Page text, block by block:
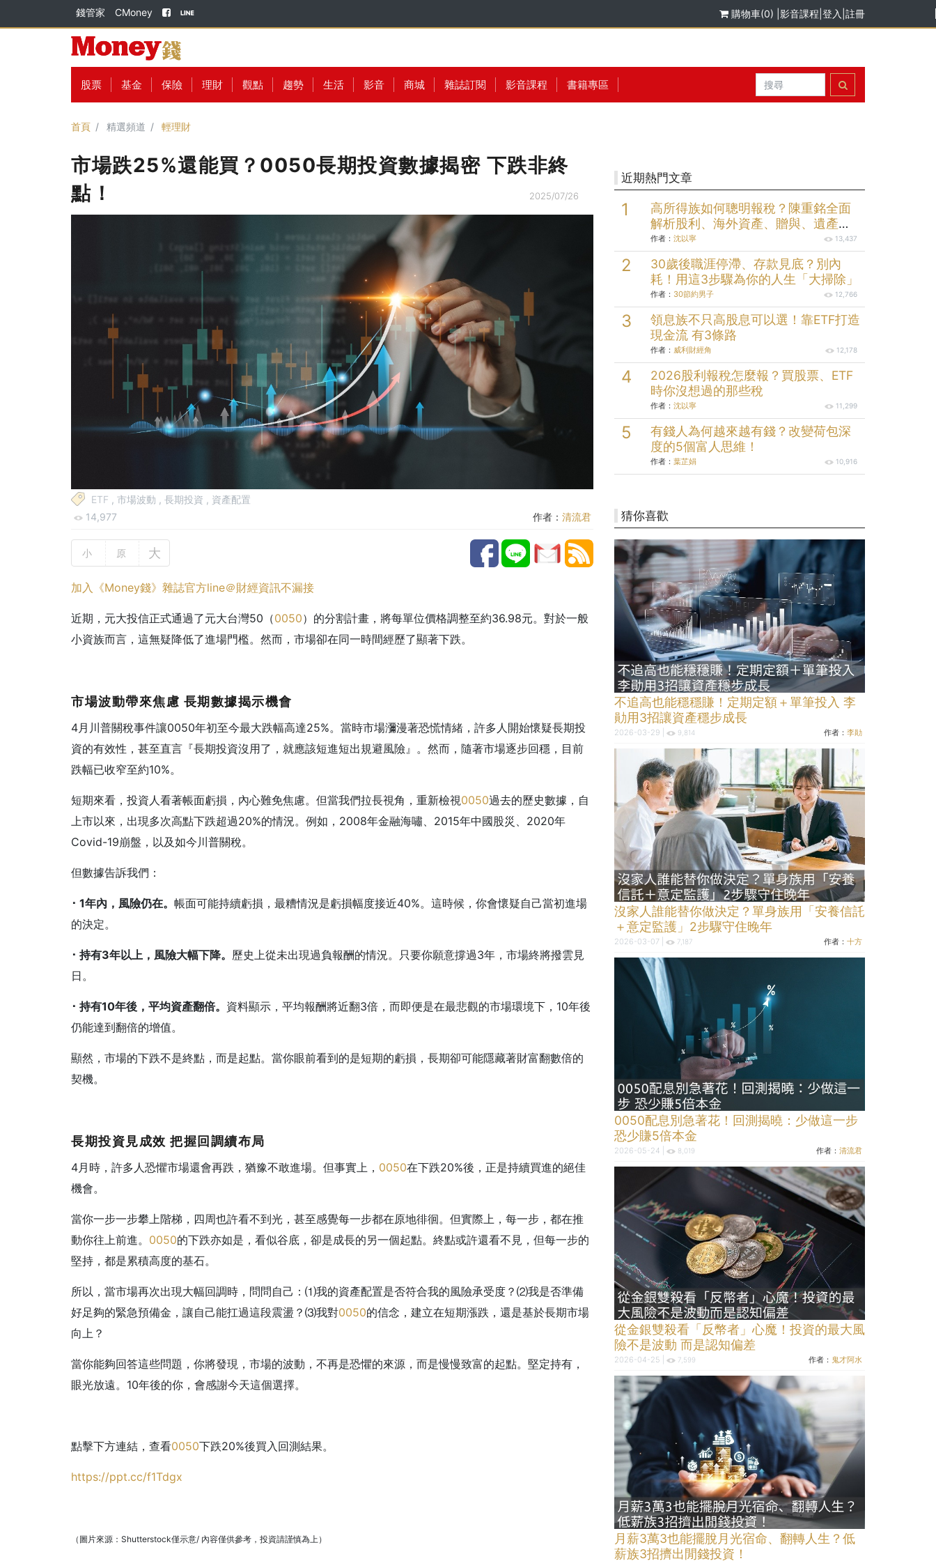
錢管家 CMoney 購物車(0) 影音課程 登入 註冊
股票 基金 保險 理財 觀點 趨勢 生活 影音 商城 雜誌訂閱 影音課程 書籍專區
首頁 精選頻道 輕理財
市場跌25%還能買？0050長期投資數據揭密 下跌非終
點！
2025/07/26
ETF , 市場波動 , 長期投資 , 資產配置
14,977
作者： 清流君
小 原 大
加入《Money錢》雜誌官方line＠財經資訊不漏接
近期，元大投信正式通過了元大台灣50（0050）的分割計畫，將每單位價格調整至約36.98元。對於一般
小資族而言，這無疑降低了進場門檻。然而，市場卻在同一時間經歷了顯著下跌。
市場波動帶來焦慮 長期數據揭示機會
4月川普關稅事件讓0050年初至今最大跌幅高達25%。當時市場瀰漫著恐慌情緒，許多人開始懷疑長期投
資的有效性，甚至直言『長期投資沒用了，就應該短進短出規避風險』。然而，隨著市場逐步回穩，目前
跌幅已收窄至約10%。
短期來看，投資人看著帳面虧損，內心難免焦慮。但當我們拉長視角，重新檢視0050過去的歷史數據，自
上市以來，出現多次高點下跌超過20%的情況。例如，2008年金融海嘯、2015年中國股災、2020年
Covid-19崩盤，以及如今川普關稅。
但數據告訴我們：
･ 1年內，風險仍在。 帳面可能持續虧損，最糟情況是虧損幅度接近40%。這時候，你會懷疑自己當初進場
的決定。
･ 持有3年以上，風險大幅下降。 歷史上從未出現過負報酬的情況。只要你願意撐過3年，市場終將撥雲見
日。
･ 持有10年後，平均資產翻倍。 資料顯示，平均報酬將近翻3倍，而即便是在最悲觀的市場環境下，10年後
仍能達到翻倍的增值。
顯然，市場的下跌不是終點，而是起點。當你眼前看到的是短期的虧損，長期卻可能隱藏著財富翻數倍的
契機。
長期投資見成效 把握回調續布局
4月時，許多人恐懼市場還會再跌，猶豫不敢進場。但事實上， 0050在下跌20%後，正是持續買進的絕佳
機會。
當你一步一步攀上階梯，四周也許看不到光，甚至感覺每一步都在原地徘徊。但實際上，每一步，都在推
動你往上前進。 0050的下跌亦如是，看似谷底，卻是成長的另一個起點。終點或許還看不見，但每一步的
堅持，都是累積高度的基石。
所以，當市場再次出現大幅回調時，問問自己：⑴我的資產配置是否符合我的風險承受度？⑵我是否準備
好足夠的緊急預備金，讓自己能扛過這段震盪？⑶我對0050的信念，建立在短期漲跌，還是基於長期市場
向上？
當你能夠回答這些問題，你將發現，市場的波動，不再是恐懼的來源，而是慢慢致富的起點。堅定持有，
眼光放遠。10年後的你，會感謝今天這個選擇。
點擊下方連結，查看0050下跌20%後買入回測結果。
https://ppt.cc/f1Tdgx
（圖片來源：Shutterstock僅示意/ 內容僅供參考，投資請謹慎為上）
近期熱門文章
高所得族如何聰明報稅？陳重銘全面
解析股利、海外資產、贈與、遺產報
稅規劃
作者： 沈以寧 13,437
30歲後職涯停滯、存款見底？別內
耗！用這3步驟為你的人生「大掃除」
作者： 30節約男子 12,766
領息族不只高股息可以選！靠ETF打造
現金流 有3條路
作者： 威利財經角 12,178
2026股利報稅怎麼報？買股票、ETF
時你沒想過的那些稅
作者： 沈以寧 11,299
有錢人為何越來越有錢？改變荷包深
度的5個富人思維！
作者： 葉芷娟 10,916
猜你喜歡
不追高也能穩穩賺！定期定額＋單筆投入 李
勛用3招讓資產穩步成長
2026-03-29 | 9,814 作者：李勛
沒家人誰能替你做決定？單身族用「安養信託
＋意定監護」2步驟守住晚年
2026-03-07 | 7,187 作者：十方
0050配息別急著花！回測揭曉：少做這一步
恐少賺5倍本金
2026-05-24 | 8,019 作者：清流君
從金銀雙殺看「反幣者」心魔！投資的最大風
險不是波動 而是認知偏差
2026-04-25 | 7,599 作者： 鬼才阿水
月薪3萬3也能擺脫月光宿命、翻轉人生？低
薪族3招擠出閒錢投資！